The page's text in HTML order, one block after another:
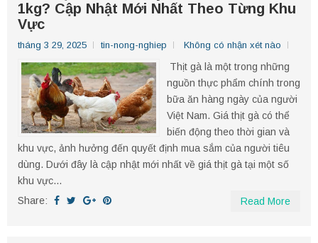
1kg? Cập Nhật Mới Nhất Theo Từng Khu
Vực
tháng 3 29, 2025 tin-nong-nghiep Không có nhận xét nào
Thịt gà là một trong những
nguồn thực phẩm chính trong
bữa ăn hàng ngày của người
Việt Nam. Giá thịt gà có thể
biến động theo thời gian và
khu vực, ảnh hưởng đến quyết định mua sắm của người tiêu
dùng. Dưới đây là cập nhật mới nhất về giá thịt gà tại một số
khu vực...
Share:
Read More